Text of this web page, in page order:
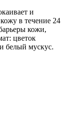
и
в течение 24
кожи,
цветок
белый мускус.